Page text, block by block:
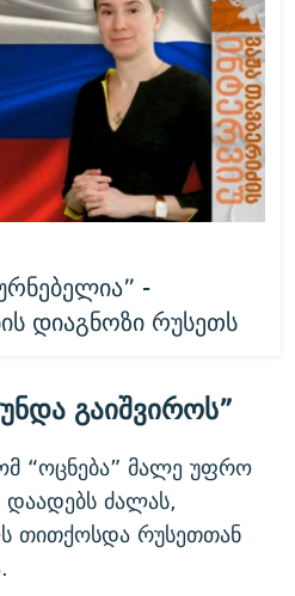
-
დიაგნოზი რუსეთს
გაიშვიროს”
“ოცნება” მალე უფრო
ძალას,
თითქოსდა რუსეთთან